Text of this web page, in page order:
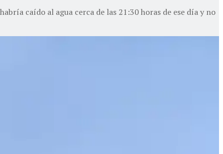
caído al agua cerca de las 21:30 horas de ese día y no